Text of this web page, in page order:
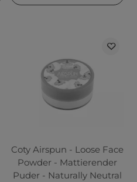
Coty Airspun - Loose Face
Powder - Mattierender
Puder - Naturally Neutral